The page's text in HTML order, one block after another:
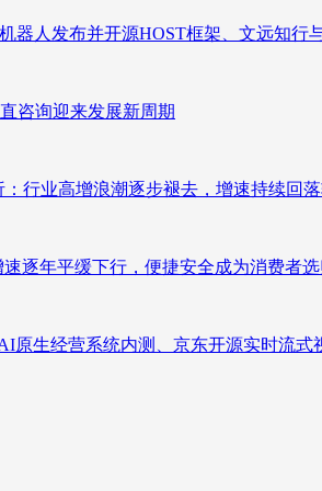
器人发布并开源HOST框架、文远知行
咨询迎来发展新周期
行业高增浪潮逐步褪去，增速持续回
逐年平缓下行，便捷安全成为消费者
生经营系统内测、京东开源实时流式